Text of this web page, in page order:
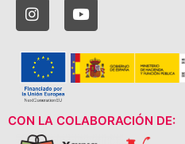
CON LA COLABORACIÓN DE: